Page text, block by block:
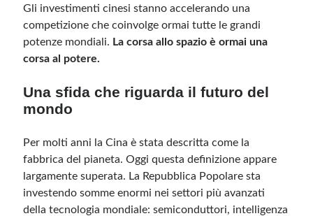
Gli investimenti cinesi stanno accelerando una
competizione che coinvolge ormai tutte le grandi
potenze mondiali. La corsa allo spazio è ormai una
corsa al potere.
Una sfida che riguarda il futuro del
mondo
Per molti anni la Cina è stata descritta come la
fabbrica del pianeta. Oggi questa definizione appare
largamente superata. La Repubblica Popolare sta
investendo somme enormi nei settori più avanzati
della tecnologia mondiale: semiconduttori, intelligenza